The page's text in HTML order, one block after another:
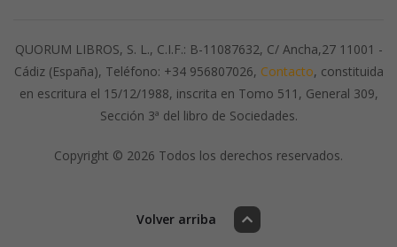
QUORUM LIBROS, S. L., C.I.F.: B-11087632, C/ Ancha,27 11001 -
Cádiz (España), Teléfono: +34 956807026, Contacto, constituida
en escritura el 15/12/1988, inscrita en Tomo 511, General 309,
Sección 3ª del libro de Sociedades.
Copyright © 2026 Todos los derechos reservados.
Volver arriba